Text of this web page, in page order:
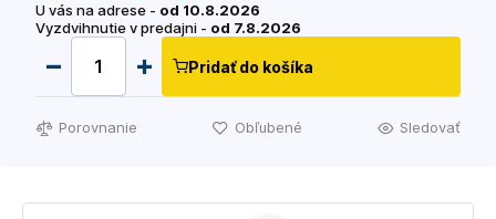
U vás na adrese - od 10.8.2026
Vyzdvihnutie v predajni - od 7.8.2026
Pridať do košíka
Porovnanie Obľubené Sledovať